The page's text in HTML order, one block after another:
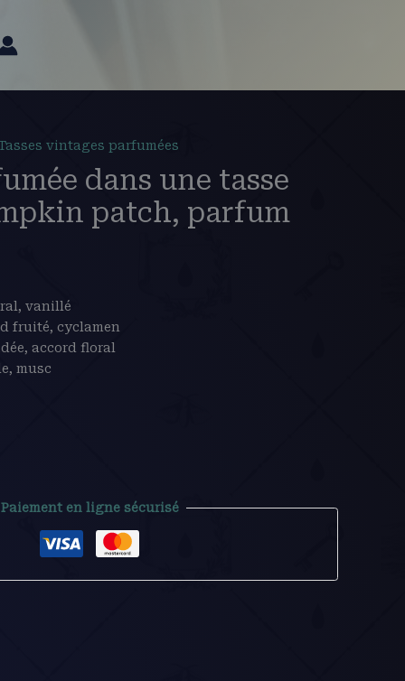
vintages parfumées
dans une tasse
patch, parfum
vanillé
fruité, cyclamen
accord floral
musc
Paiement en ligne sécurisé